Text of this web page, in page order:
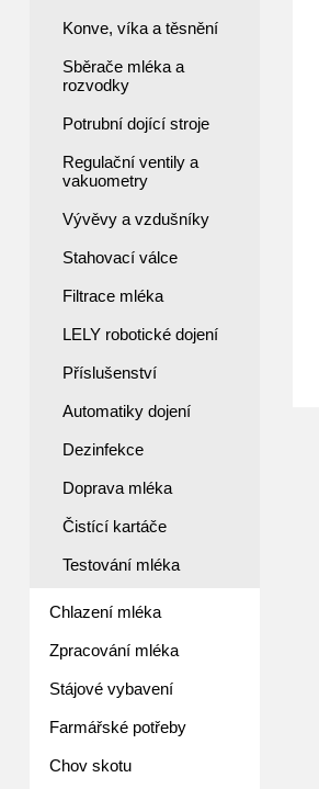
Konve, víka a těsnění
Sběrače mléka a
rozvodky
Potrubní dojící stroje
Regulační ventily a
vakuometry
Vývěvy a vzdušníky
Stahovací válce
Filtrace mléka
LELY robotické dojení
Příslušenství
Automatiky dojení
Dezinfekce
Doprava mléka
Čistící kartáče
Testování mléka
Chlazení mléka
Zpracování mléka
Stájové vybavení
Farmářské potřeby
Chov skotu